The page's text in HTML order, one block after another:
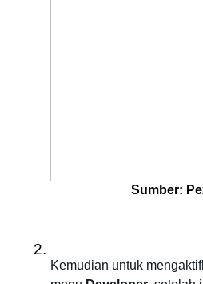
Sumber:
Kemudian untuk